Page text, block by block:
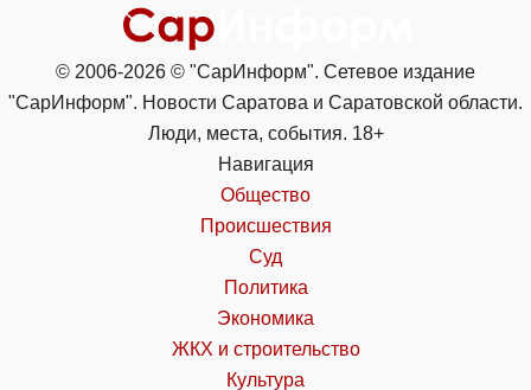
© 2006-2026 © "СарИнформ". Сетевое издание
"СарИнформ". Новости Саратова и Саратовской области.
Люди, места, события. 18+
Навигация
Общество
Происшествия
Суд
Политика
Экономика
ЖКХ и строительство
Культура